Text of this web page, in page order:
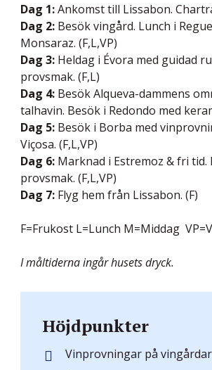
Dag 1:Ankomst till Lissabon.
Dag 2: Besök vingård. Lunch i
Monsaraz. (F,L,VP)
Dag 3: Heldag i Évora med guidad
provsmak. (F,L)
Dag 4: Besök Alqueva-dammens
talhavin. Besök i Redondo med
Dag 5: Besök i Borba med
Viçosa. (F,L,VP)
Dag 6: Marknad i Estremoz & fri
provsmak. (F,L,VP)
Dag 7: Flyg hem från Lissabon. (F)
F=Frukost L=Lunch M=Middag
I måltiderna ingår husets dryck.
Höjdpunkter
Vinprovningar på